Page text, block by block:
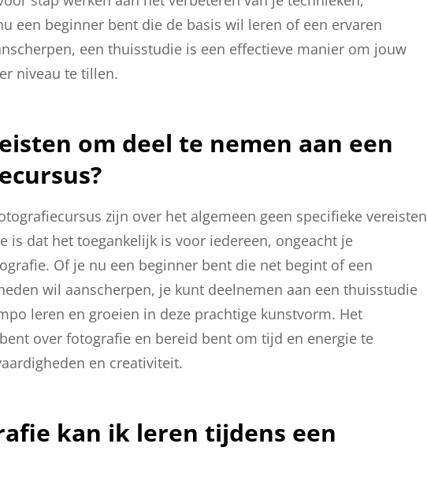
een beginner bent die de basis wil leren of een ervaren
een thuisstudie is een effectieve manier om jouw
niveau te tillen.
om deel te nemen aan een
zijn over het algemeen geen specifieke vereisten
is dat het toegankelijk is voor iedereen, ongeacht je
Of je nu een beginner bent die net begint of een
wil aanscherpen, je kunt deelnemen aan een thuisstudie
leren en groeien in deze prachtige kunstvorm. Het
over fotografie en bereid bent om tijd en energie te
en creativiteit.
kan ik leren tijdens een